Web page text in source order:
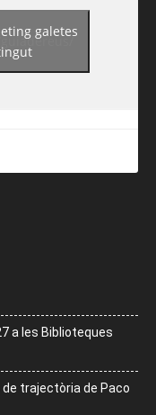
galetes
a les Biblioteques
trajectòria de Paco